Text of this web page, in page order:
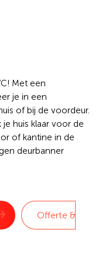
Met een
je in een
of bij de voordeur.
huis klaar voor de
of kantine in de
deurbanner
Offerte &